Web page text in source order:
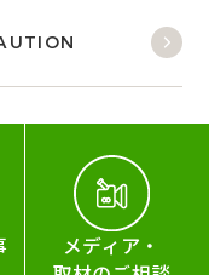
メディア・